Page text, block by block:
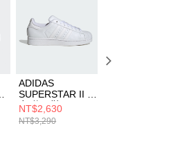
使用額度並採取法律行
ADIDAS
SUPERSTAR II 男
女 休閒鞋 JI0080
NT$2,630
NT$3,290